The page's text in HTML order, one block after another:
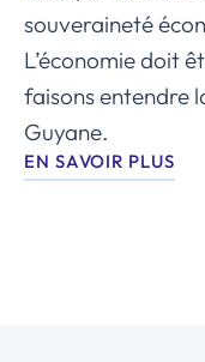
souveraineté
L’économie doit
faisons entendre
Guyane.
EN SAVOIR PLUS